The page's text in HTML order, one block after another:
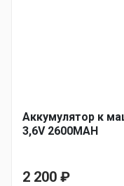
Аккумулятор к
3,6V 2600MAH
2 200 ₽